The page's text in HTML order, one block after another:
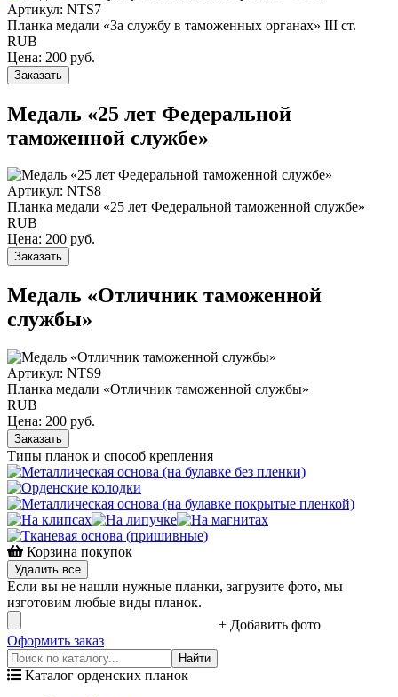
Артикул: NTS7
Планка медали «За службу в таможенных органах» III ст.
RUB
Цена: 200 руб.
Заказать
Медаль «25 лет Федеральной
таможенной службе»
Артикул: NTS8
Планка медали «25 лет Федеральной таможенной службе»
RUB
Цена: 200 руб.
Заказать
Медаль «Отличник таможенной
службы»
Артикул: NTS9
Планка медали «Отличник таможенной службы»
RUB
Цена: 200 руб.
Заказать
Типы планок и способ крепления
Корзина покупок
Удалить все
Если вы не нашли нужные планки, загрузите фото, мы
изготовим любые виды планок.
+ Добавить фото
Оформить заказ
Каталог орденских планок